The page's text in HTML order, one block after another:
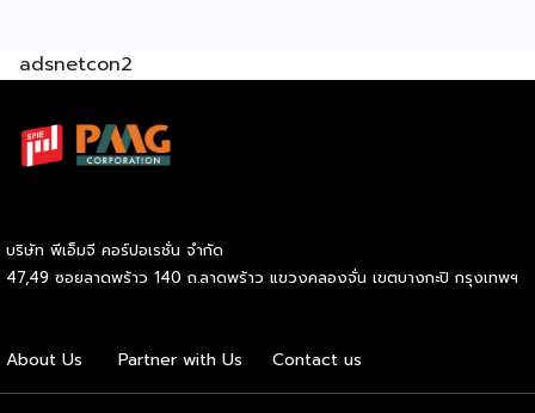
ทางการ เริ่มต้นเพียง 59,000 บาท ก็สามารถเปิดขายได้ทันที
ก่อนตัดสินใจ จุดขายหลักของ SOOD’s คือความอร่อยแบบต้น
ตำรับ มาตรฐานเดียวกับร้านดังจากบรรทัดทอง แต่นำมาปรับให้
กล่องมีรสชาติสม่ำเสมอไม่ว่าจะสั่งจากสาขาไหน เมนูของแบรนด์
เน้นความเรียบง่ายแต่จัดเต็มด้านรสชาติ ได้แก่ หมี่ไก่ฉีก ไซส์ S
ราคา 69 บาท และไซส์ M ราคา 85 บาท หมี่ไก่แซ่บไซส์ M ราคา
นุ่มกำลังดี เนื้อไก่ฉีกแน่น หมูย่างหอมฉ่ำ […]
adsnetcon2
บริษัท พีเอ็มจี คอร์ปอเรชั่น จำกัด
47,49 ซอยลาดพร้าว 140 ถ.ลาดพร้าว แขวงคลองจั่น เขตบางกะปิ กรุงเทพฯ
About Us Partner with Us Contact us